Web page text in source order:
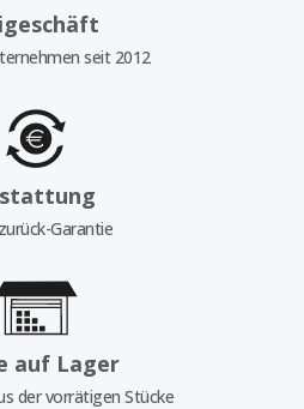
seit 2012
Garantie
auf Lager
der vorrätigen Stücke